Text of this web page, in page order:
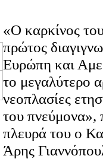
«Ο καρκίνος
πρώτος
Ευρώπη και
το μεγαλύτερο
νεοπλασίες
του πνεύμονα»,
πλευρά του ο
Άρης